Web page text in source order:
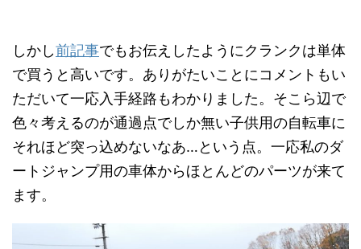
しかし前記事でもお伝えしたようにクランクは単体
で買うと高いです。ありがたいことにコメントもい
ただいて一応入手経路もわかりました。そこら辺で
色々考えるのが通過点でしか無い子供用の自転車に
それほど突っ込めないなあ…という点。一応私のダ
ートジャンプ用の車体からほとんどのパーツが来て
ます。